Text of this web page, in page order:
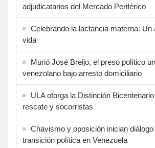
adjudicatarios del Mercado Periférico
Celebrando la lactancia materna: Un
vida
Murió José Breijo, el preso político
venezolano bajo arresto domiciliario
ULA otorga la Distinción
rescate y socorristas
Chavismo y oposición inician
transición política en Venezuela